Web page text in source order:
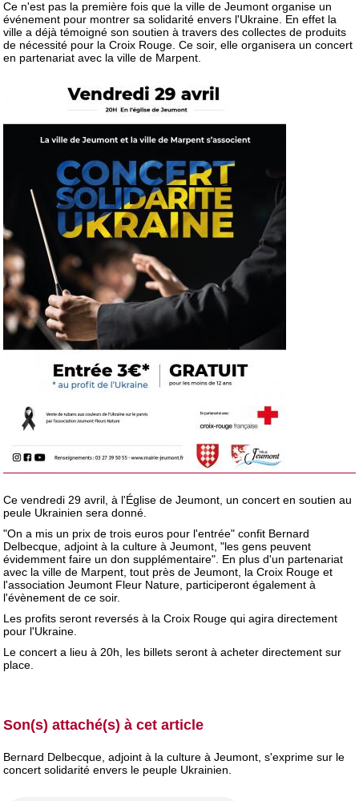
Ce n'est pas la première fois que la ville de Jeumont organise un
événement pour montrer sa solidarité envers l'Ukraine. En effet la
ville a déjà témoigné son soutien à travers des collectes de produits
de nécessité pour la Croix Rouge. Ce soir, elle organisera un concert
en partenariat avec la ville de Marpent.
Ce vendredi 29 avril, à l'Église de Jeumont, un concert en soutien au
peule Ukrainien sera donné.
"On a mis un prix de trois euros pour l'entrée" confit Bernard
Delbecque, adjoint à la culture à Jeumont, "les gens peuvent
évidemment faire un don supplémentaire". En plus d'un partenariat
avec la ville de Marpent, tout près de Jeumont, la Croix Rouge et
l'association Jeumont Fleur Nature, participeront également à
l'évènement de ce soir.
Les profits seront reversés à la Croix Rouge qui agira directement
pour l'Ukraine.
Le concert a lieu à 20h, les billets seront à acheter directement sur
place.
Son(s) attaché(s) à cet article
Bernard Delbecque, adjoint à la culture à Jeumont, s'exprime sur le
concert solidarité envers le peuple Ukrainien.